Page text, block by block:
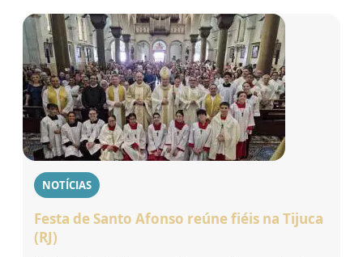
NOTÍCIAS
Festa de Santo Afonso reúne fiéis na Tijuca
(RJ)